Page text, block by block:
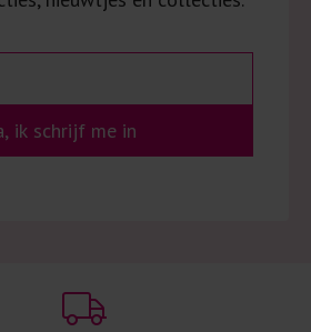
ik schrijf me in